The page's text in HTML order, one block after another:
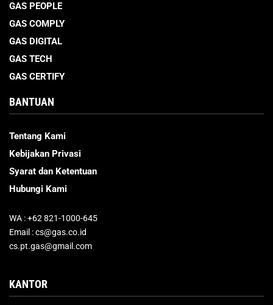
GAS PEOPLE
GAS COMPLY
GAS DIGITAL
GAS TECH
GAS CERTIFY
BANTUAN
Tentang Kami
Kebijakan Privasi
Syarat dan Ketentuan
Hubungi Kami
WA : +62 821-1000-645
Email : cs@gas.co.id
cs.pt.gas@gmail.com
KANTOR